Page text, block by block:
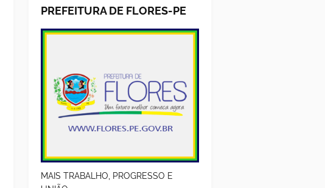
PREFEITURA DE FLORES-PE
MAIS TRABALHO, PROGRESSO E